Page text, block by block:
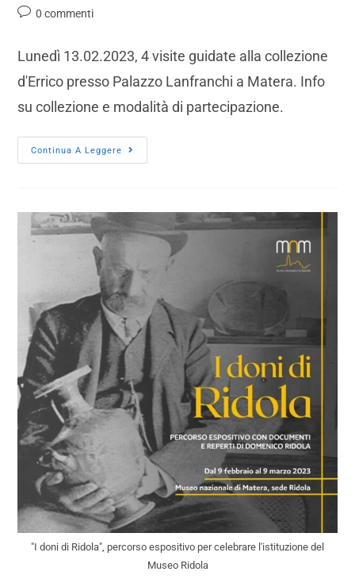
0 commenti
Lunedì 13.02.2023, 4 visite guidate alla collezione
d'Errico presso Palazzo Lanfranchi a Matera. Info
su collezione e modalità di partecipazione.
Continua A Leggere
"I doni di Ridola", percorso espositivo per celebrare l'istituzione del
Museo Ridola